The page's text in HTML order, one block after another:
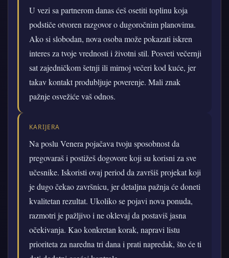
U vezi sa partnerom danas ćeš osetiti toplinu koja
podstiče otvoren razgovor o dugoročnim planovima.
Ako si slobodan, nova osoba može pokazati iskren
interes za tvoje vrednosti i životni stil. Posveti večernji
sat zajedničkom šetnji ili mirnoj večeri kod kuće, jer
takav kontakt produbljuje poverenje. Mali znak
pažnje osvežiće vaš odnos.
KARIJERA
Na poslu Venera pojačava tvoju sposobnost da
pregovaraš i postižeš dogovore koji su korisni za sve
učesnike. Iskoristi ovaj period da završiš projekat koji
je dugo čekao završnicu, jer detaljna pažnja će doneti
kvalitetan rezultat. Ukoliko se pojavi nova ponuda,
razmotri je pažljivo i ne oklevaj da postaviš jasna
očekivanja. Kao konkretan korak, napravi listu
prioriteta za naredna tri dana i prati napredak, što će ti